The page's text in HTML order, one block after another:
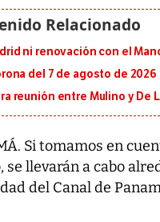
ni renovación con el
del 7 de agosto de 2026
reunión entre Mulino y
Si tomamos en
se llevarán a cabo
del Canal de